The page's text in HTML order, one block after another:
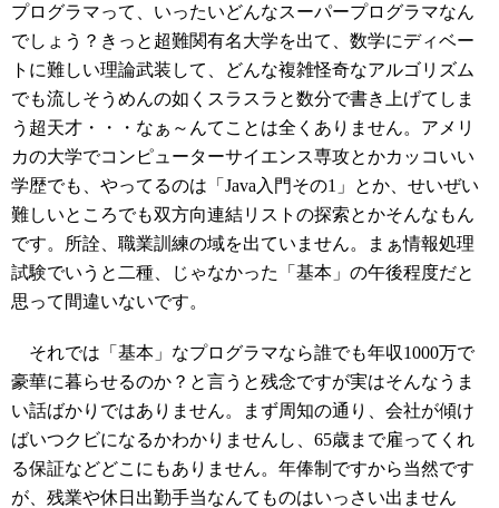
プログラマって、いったいどんなスーパープログラマなん
でしょう？きっと超難関有名大学を出て、数学にディベー
トに難しい理論武装して、どんな複雑怪奇なアルゴリズム
でも流しそうめんの如くスラスラと数分で書き上げてしま
う超天才・・・なぁ～んてことは全くありません。アメリ
カの大学でコンピューターサイエンス専攻とかカッコいい
学歴でも、やってるのは「Java入門その1」とか、せいぜい
難しいところでも双方向連結リストの探索とかそんなもん
です。所詮、職業訓練の域を出ていません。まぁ情報処理
試験でいうと二種、じゃなかった「基本」の午後程度だと
思って間違いないです。
それでは「基本」なプログラマなら誰でも年収1000万で
豪華に暮らせるのか？と言うと残念ですが実はそんなうま
い話ばかりではありません。まず周知の通り、会社が傾け
ばいつクビになるかわかりませんし、65歳まで雇ってくれ
る保証などどこにもありません。年俸制ですから当然です
が、残業や休日出勤手当なんてものはいっさい出ません